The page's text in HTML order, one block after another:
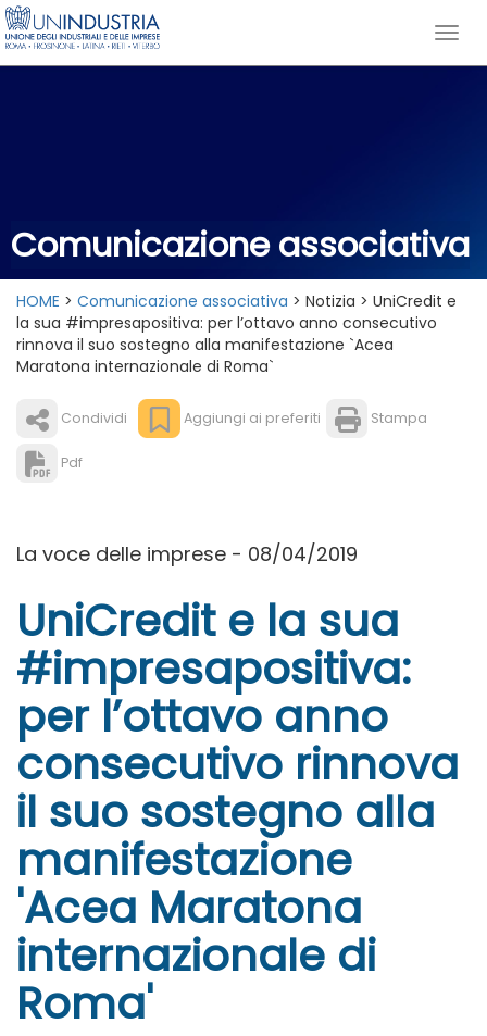
Comunicazione associativa
HOME > Comunicazione associativa > Notizia > UniCredit e
la sua #impresapositiva: per l’ottavo anno consecutivo
rinnova il suo sostegno alla manifestazione `Acea
Maratona internazionale di Roma`
Condividi Aggiungi ai preferiti Stampa
Pdf
La voce delle imprese - 08/04/2019
UniCredit e la sua
#impresapositiva:
per l’ottavo anno
consecutivo rinnova
il suo sostegno alla
manifestazione
'Acea Maratona
internazionale di
Roma'